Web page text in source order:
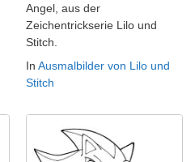
Angel, aus der
Zeichentrickserie Lilo und
Stitch.
In Ausmalbilder von Lilo und
Stitch